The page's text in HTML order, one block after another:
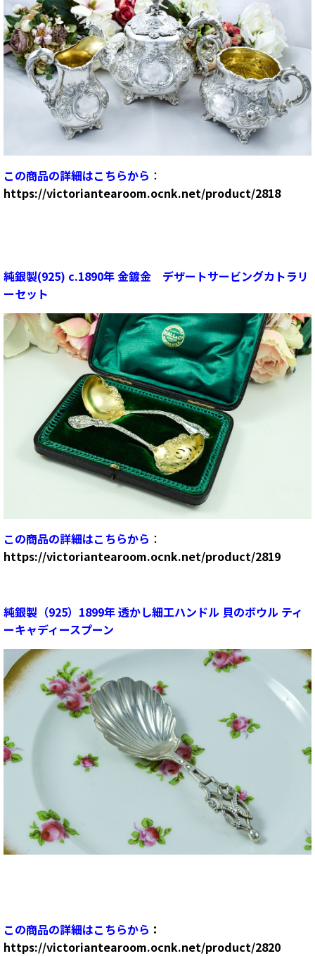
この商品の詳細はこちらから ：
https://victoriantearoom.ocnk.net/product/2818
純銀製(925) c.1890年 金鍍金 デザートサービングカトラリ
ーセット
この商品の詳細はこちらから ：
https://victoriantearoom.ocnk.net/product/2819
純銀製（925）1899年 透かし細工ハンドル 貝のボウル ティ
ーキャディースプーン
この商品の詳細はこちらから ：
https://victoriantearoom.ocnk.net/product/2820